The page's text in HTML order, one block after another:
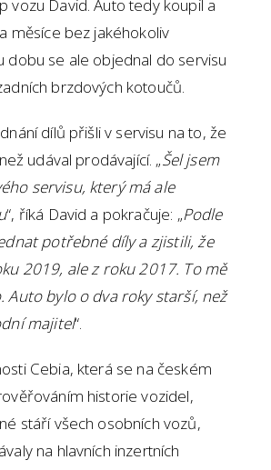
vozu David. Auto tedy koupil a
měsíce bez jakéhokoliv
dobu se ale objednal do servisu
brzdových kotoučů.
dílů přišli v servisu na to, že
udával prodávající. „Šel jsem
servisu, který má ale
“, říká David a pokračuje: „Podle
potřebné díly a zjistili, že
2019, ale z roku 2017. To mě
Auto bylo o dva roky starší, než
majitel“.
Cebia, která se na českém
historie vozidel,
stáří všech osobních vozů,
na hlavních inzertních